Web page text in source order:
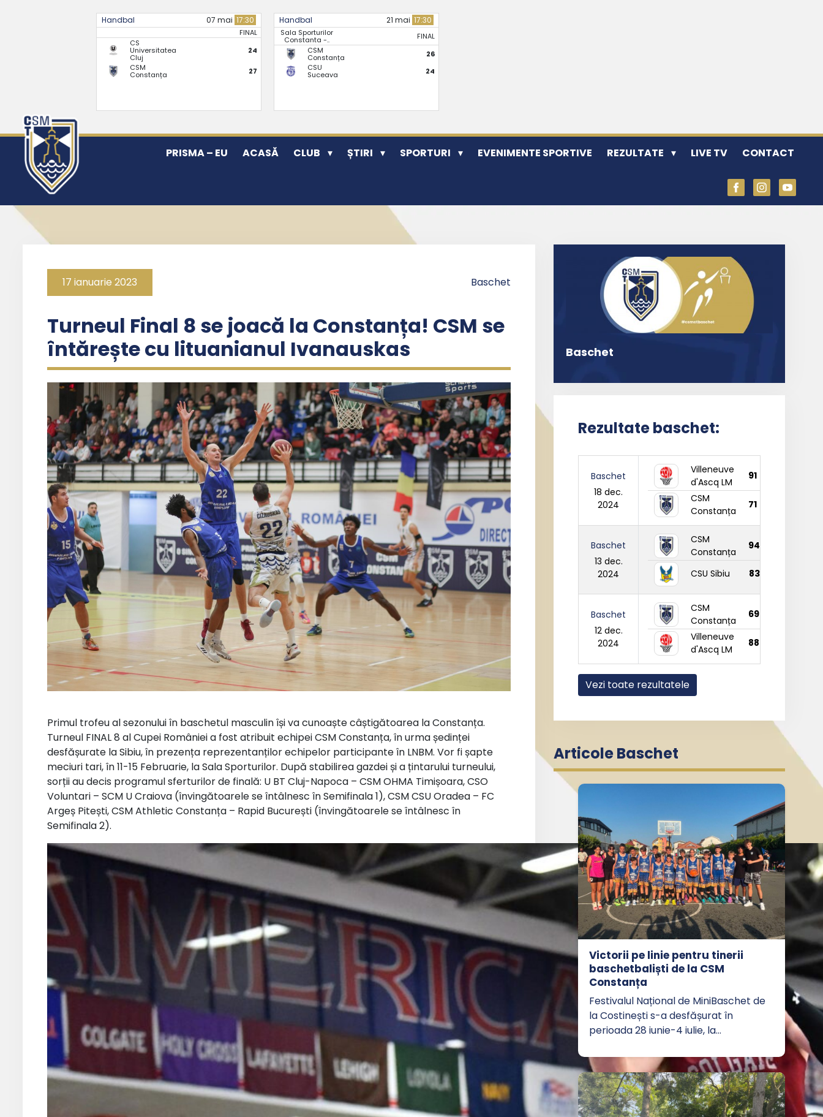
Handbal 07 mai 17:30
FINAL
CS
Universitatea
Cluj
24
CSM
Constanța 27
Handbal 21 mai 17:30
Sala Sporturilor
Constanta -..
FINAL
CSM
Constanța
26
CSU
Suceava 24
PRISMA – EU ACASĂ CLUB ȘTIRI SPORTURI EVENIMENTE SPORTIVE REZULTATE LIVE TV CONTACT
17 ianuarie 2023 Baschet
Turneul Final 8 se joacă la Constanța! CSM se
întărește cu lituanianul Ivanauskas
Primul trofeu al sezonului în baschetul masculin își va cunoaște câștigătoarea la Constanța.
Turneul FINAL 8 al Cupei României a fost atribuit echipei CSM Constanța, în urma ședinței
desfășurate la Sibiu, în prezența reprezentanților echipelor participante în LNBM. Vor fi șapte
meciuri tari, în 11-15 Februarie, la Sala Sporturilor. După stabilirea gazdei și a țintarului turneului,
sorții au decis programul sferturilor de finală: U BT Cluj-Napoca – CSM OHMA Timișoara, CSO
Voluntari – SCM U Craiova (învingătoarele se întâlnesc în Semifinala 1), CSM CSU Oradea – FC
Argeș Pitești, CSM Athletic Constanța – Rapid București (învingătoarele se întâlnesc în
Semifinala 2).
Baschet
Rezultate baschet:
Baschet
18 dec.
2024
Villeneuve
d'Ascq LM
91
CSM
Constanța
71
Baschet
13 dec.
2024
CSM
Constanța
94
CSU Sibiu 83
Baschet
12 dec.
2024
CSM
Constanța
69
Villeneuve
d'Ascq LM
88
Vezi toate rezultatele
Articole Baschet
Victorii pe linie pentru tinerii
baschetbaliști de la CSM
Constanța
Festivalul Național de MiniBaschet de
la Costinești s-a desfășurat în
perioada 28 iunie-4 iulie, la…